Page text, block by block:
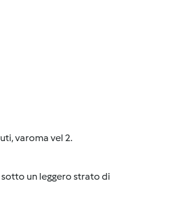
varoma vel 2.
un leggero strato di